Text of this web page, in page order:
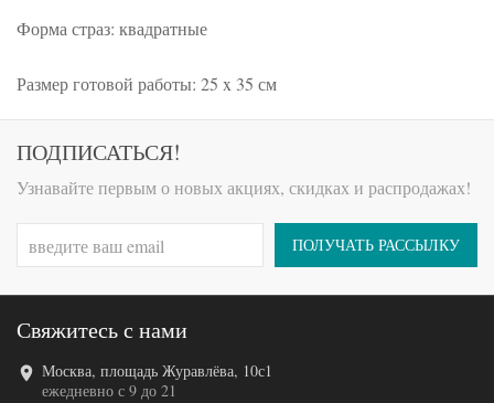
Форма страз: квадратные
Размер готовой работы: 25 x 35 см
ПОДПИСАТЬСЯ!
Узнавайте первым о новых акциях, скидках и распродажах!
ПОЛУЧАТЬ РАССЫЛКУ
Свяжитесь с нами
Москва, площадь Журавлёва, 10с1
ежедневно с 9 до 21